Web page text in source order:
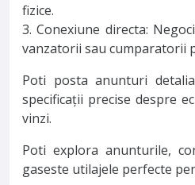
fizice.
3. Conexiune directa:
vanzatorii sau cumparatorii
Poti posta anunturi
specificații precise despre
vinzi.
Poti explora anunturile,
gaseste utilajele perfecte